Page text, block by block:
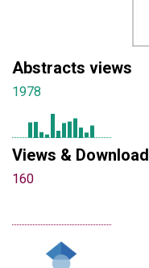
Abstracts views
1978
Views & Download
160